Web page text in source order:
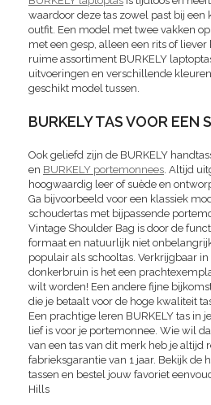
waardoor deze tas zowel past bij een
outfit. Een model met twee vakken
met een gesp, alleen een rits of
ruime assortiment BURKELY
uitvoeringen en verschillende
geschikt model tussen.
BURKELY TAS VOOR EEN
Ook geliefd zijn de BURKELY
en BURKELY portemonnees. Altijd
hoogwaardig leer of suède en
Ga bijvoorbeeld voor een klassiek
schoudertas met bijpassende
Vintage Shoulder Bag is door de
formaat en natuurlijk niet
populair als schooltas. Verkrijgbaar
donkerbruin is het een
wilt worden! Een andere fijne
die je betaalt voor de hoge kwaliteit
Een prachtige leren BURKELY tas in
lief is voor je portemonnee. Wie wil
van een tas van dit merk heb je altijd
fabrieksgarantie van 1 jaar. Bekijk de
tassen en bestel jouw favoriet
Hills